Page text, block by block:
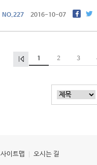
NO.227 016-10-07
1 3
사이트맵 오시는 길